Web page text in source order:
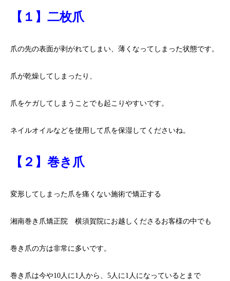
【１】二枚爪
爪の先の表面が剥がれてしまい、薄くなってしまった状態です。
爪が乾燥してしまったり、
爪をケガしてしまうことでも起こりやすいです。
ネイルオイルなどを使用して爪を保湿してくださいね。
【２】巻き爪
変形してしまった爪を痛くない施術で矯正する
湘南巻き爪矯正院 横須賀院にお越しくださるお客様の中でも
巻き爪の方は非常に多いです。
巻き爪は今や10人に1人から、5人に1人になっているとまで